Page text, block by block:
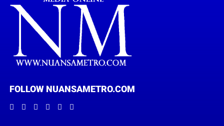
FOLLOW NUANSAMETRO.COM